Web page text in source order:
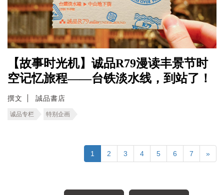
【故事时光机】诚品R79漫读丰景节时
空记忆旅程――台铁淡水线，到站了！
撰文 誠品書店
诚品专栏 特别企画
1 2 3 4 5 6 7 »